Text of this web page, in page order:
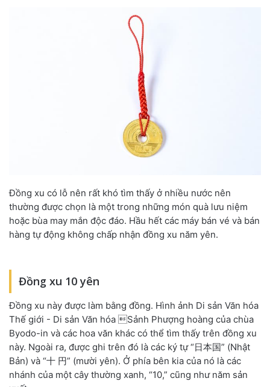
Đồng xu có lỗ nên rất khó tìm thấy ở nhiều nước nên
thường được chọn là một trong những món quà lưu niệm
hoặc bùa may mắn độc đáo. Hầu hết các máy bán vé và bán
hàng tự động không chấp nhận đồng xu năm yên.
Đồng xu 10 yên
Đồng xu này được làm bằng đồng. Hình ảnh Di sản Văn hóa
Thế giới - Di sản Văn hóa Sảnh Phượng hoàng của chùa
Byodo-in và các hoa văn khác có thể tìm thấy trên đồng xu
này. Ngoài ra, được ghi trên đó là các ký tự “日本国” (Nhật
Bản) và “十 円” (mười yên). Ở phía bên kia của nó là các
nhánh của một cây thường xanh, “10,” cũng như năm sản